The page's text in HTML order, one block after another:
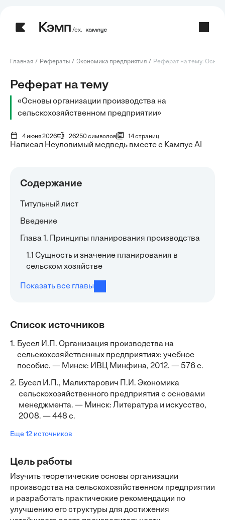
/ех.
Главная Рефераты Экономика предприятия Реферат на тему:
Реферат на тему
«Основы организации производства на
сельскохозяйственном предприятии»
4 июня 2026 26250 символов 14 страниц
Написал Неуловимый медведь вместе с Кампус AI
Содержание
Титульный лист
Введение
Глава 1. Принципы планирования производства
1.1 Сущность и значение планирования в
сельском хозяйстве
Показать все главы
Список источников
1. Бусел И.П. Организация производства на
сельскохозяйственных предприятиях: учебное
пособие. — Минск: ИВЦ Минфина, 2012. — 576 с.
2. Бусел И.П., Малихтарович П.И. Экономика
сельскохозяйственного предприятия с основами
менеджмента. — Минск: Литература и искусство,
2008. — 448 с.
Еще 12 источников
Цель работы
Изучить теоретические основы организации
производства на сельскохозяйственном предприятии
и разработать практические рекомендации по
улучшению его структуры для достижения